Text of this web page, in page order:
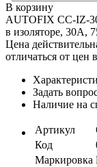
В корзину
AUTOFIX CC-IZ-
в изоляторе, 30А,
Цена
отличаться от цен
Задать
Наличие на
Артикул
Код
Маркировка